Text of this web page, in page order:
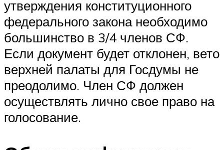
утверждения конституционного
федерального закона необходимо
большинство в 3/4 членов СФ.
Если документ будет отклонен, вето
верхней палаты для Госдумы не
преодолимо. Член СФ должен
осуществлять лично свое право на
голосование.